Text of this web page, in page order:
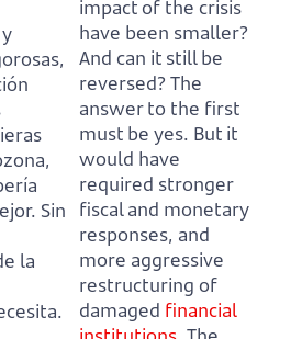
Sin
la
impact of the crisis
have been smaller?
And can it still be
reversed? The
answer to the first
must be yes. But it
would have
required stronger
fiscal and monetary
responses, and
more aggressive
restructuring of
damaged financial